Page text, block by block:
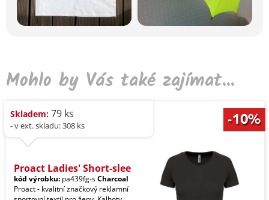
Mohlo by Vás také zajímat...
Skladem: 79 ks
- v ext. skladu: 308 ks
Proact Ladies' Short-slee
kód výrobku: pa439fg-sCharcoal
Proact - kvalitní značkový reklamní